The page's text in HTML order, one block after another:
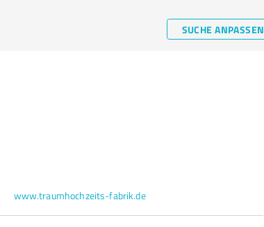
SUCHE ANPASSEN
www.traumhochzeits-fabrik.de